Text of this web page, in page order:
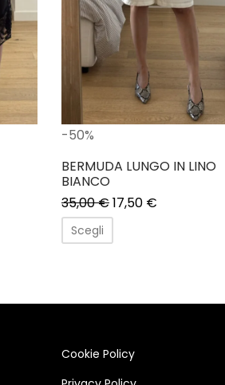
-50%
BERMUDA LUNGO IN LINO
BIANCO
35,00€17,50 €
Scegli
Cookie Policy